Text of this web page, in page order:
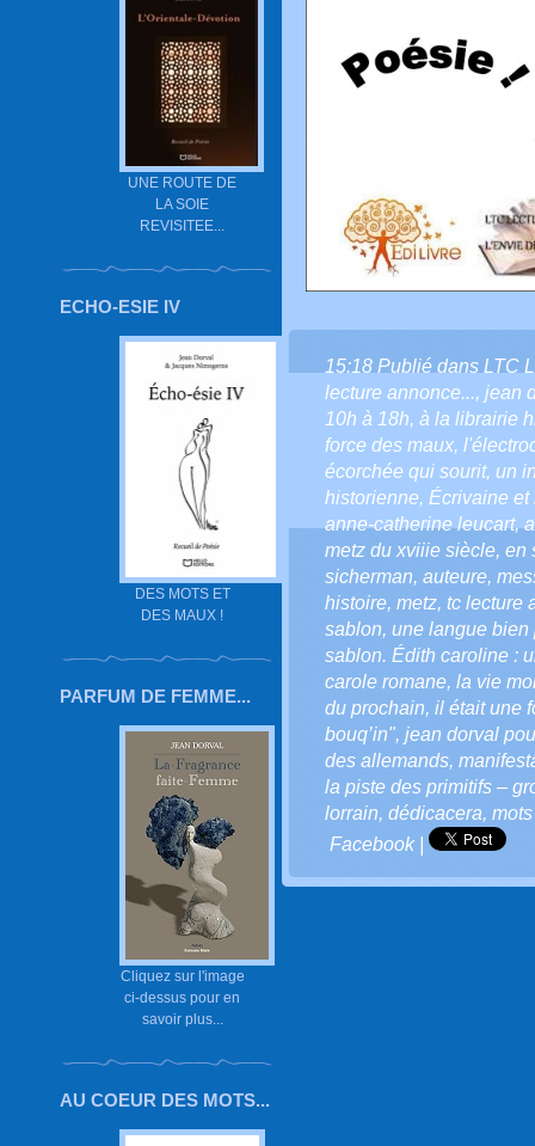
UNE ROUTE DE
LA SOIE
REVISITEE...
ECHO-ESIE IV
DES MOTS ET
DES MAUX !
PARFUM DE FEMME...
Cliquez sur l'image
ci-dessus pour en
savoir plus...
AU COEUR DES MOTS...
15:18 Publié dans LTC
lecture annonce..., jean
10h à 18h, à la librairie
force des maux,
écorchée qui sourit, un
historienne, Écrivaine et
anne-catherine leucart,
metz du xviiie siècle, en
sicherman, auteure,
histoire, metz, tc lecture
sablon, une langue bien
sablon. Édith caroline :
carole romane, la vie
du prochain, il était une
bouq’in", jean dorval
des allemands,
la piste des primitifs –
lorrain, dédicacera,
Facebook|